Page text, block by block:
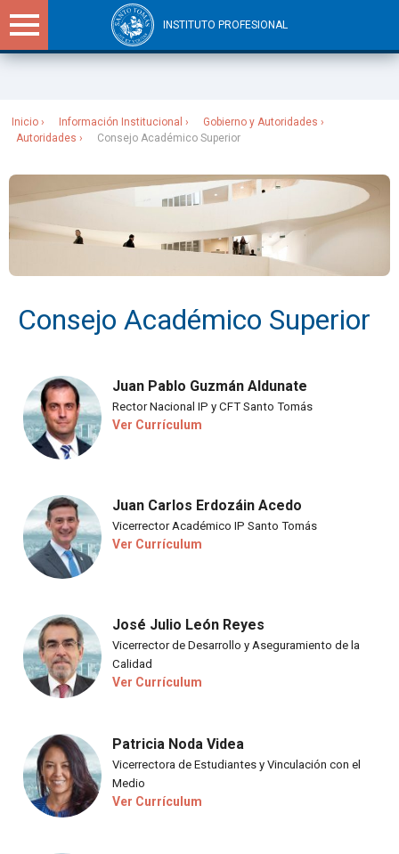
INSTITUTO PROFESIONAL
Inicio Información Institucional
Gobierno y Autoridades​
Autoridades
Consejo Académico Superior
Consejo Académico Superior
Juan Pablo Guzmán Aldunate
Rector Nacional IP y CFT Santo Tomás
Ver Currículum
Juan Carlos Erdozáin Acedo
Vicerrector Académico IP Santo Tomás
Ver Currículum
José Julio León Reyes
Vicerrector de Desarrollo y Aseguramiento de la
Calidad
Ver Currículum
Patricia Noda Videa
Vicerrectora de Estudiantes y Vinculación con el
Medio
Ver Currículum